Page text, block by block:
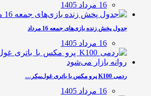
16 مرداد 1405
جدول پخش زنده بازی‌های جمعه 16 مرداد
16 مرداد 1405
ردمی K100 پرو مکس با باتری غول‌پیکر…
16 مرداد 1405